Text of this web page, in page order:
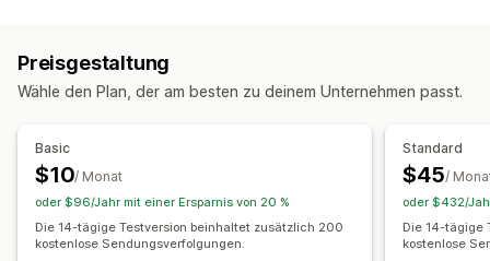
Globales Tracking Dashboards
Verschiedene Versanddienstleister Analysen
Benachrichtigungen
E-Mail
Benachrichtigungen in Echtzeit
Übersetzung
Benutzerdefinierte Benachrichtigungen
Automatisierungen
Versanddienstleisterauswahl
Tracking-Seite mit Branding
E-Mail-Benachrichtigungen
Bestellupdates
Preisgestaltung
Wähle den Plan, der am besten zu deinem Unternehmen passt.
Basic
$10/ Monat
oder $96/Jahr mit einer Ersparnis von 20 %
Die 14-tägige Testversion beinhaltet zusätzlich 200
kostenlose Sendungsverfolgungen.
Standard
$45/
oder $432/
Die 14-tägige
kostenlose